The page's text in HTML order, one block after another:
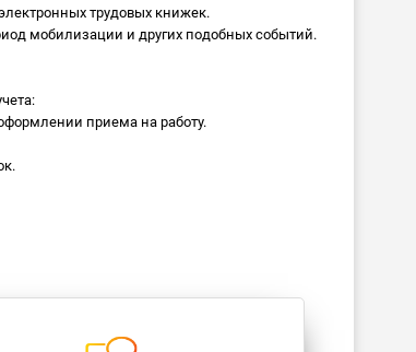
трудовых книжек.
мобилизации и других подобных событий.
приема на работу.